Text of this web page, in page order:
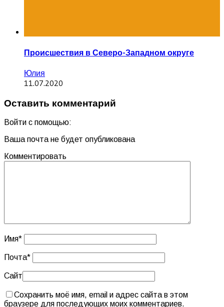
Происшествия в Северо-Западном округе
Юлия
11.07.2020
Оставить комментарий
Войти с помощью:
Ваша почта не будет опубликована
Комментировать
Имя*
Почта*
Сайт
Сохранить моё имя, email и адрес сайта в этом
браузере для последующих моих комментариев.